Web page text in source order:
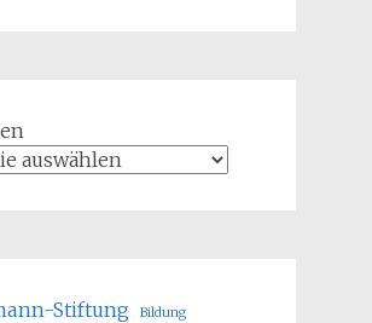
Stiftung Bildung